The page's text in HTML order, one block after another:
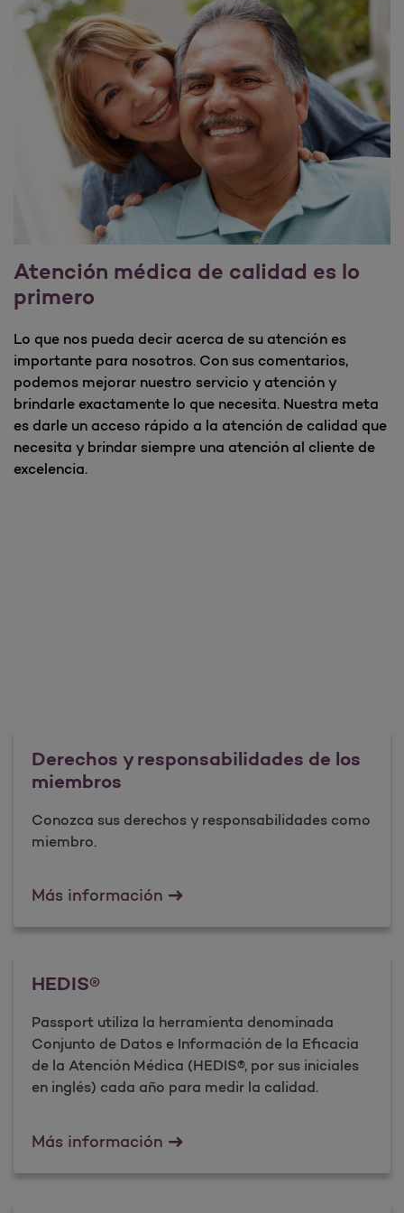
Atención médica de calidad es lo
primero
Lo que nos pueda decir acerca de su atención es
importante para nosotros. Con sus comentarios,
podemos mejorar nuestro servicio y atención y
brindarle exactamente lo que necesita. Nuestra meta
es darle un acceso rápido a la atención de calidad que
necesita y brindar siempre una atención al cliente de
excelencia.
Derechos y responsabilidades de los
miembros
Conozca sus derechos y responsabilidades como
miembro.
Más información Derechos y responsabilidades
HEDIS®
Passport utiliza la herramienta denominada
Conjunto de Datos e Información de la Eficacia
de la Atención Médica (HEDIS®, por sus iniciales
en inglés) cada año para medir la calidad.
Más información HEDIS&#174;